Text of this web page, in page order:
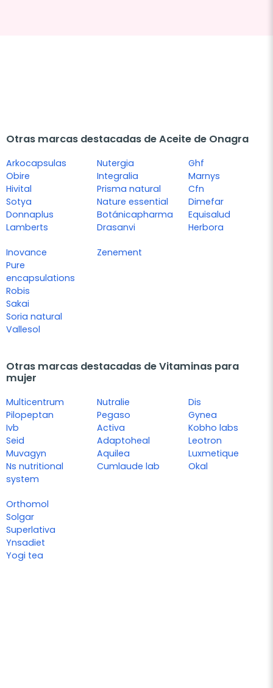
Otras marcas destacadas de Aceite de Onagra
Arkocapsulas
Obire
Hivital
Sotya
Donnaplus
Lamberts
Nutergia
Integralia
Prisma natural
Nature essential
Botánicapharma
Drasanvi
Ghf
Marnys
Cfn
Dimefar
Equisalud
Herbora
Inovance
Pure
encapsulations
Robis
Sakai
Soria natural
Vallesol
Zenement
Otras marcas destacadas de Vitaminas para
mujer
Multicentrum
Pilopeptan
Ivb
Seid
Muvagyn
Ns nutritional
system
Nutralie
Pegaso
Activa
Adaptoheal
Aquilea
Cumlaude lab
Dis
Gynea
Kobho labs
Leotron
Luxmetique
Okal
Orthomol
Solgar
Superlativa
Ynsadiet
Yogi tea